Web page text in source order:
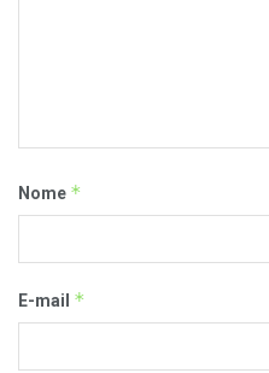
Nome *
E-mail *